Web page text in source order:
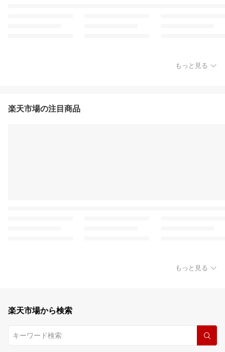
もっと見る
楽天市場の注目商品
もっと見る
楽天市場から検索